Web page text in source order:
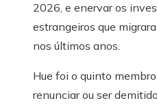
2026, e enervar os
estrangeiros que
nos últimos anos.
Hue foi o quinto
renunciar ou ser